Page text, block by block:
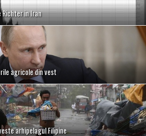
Richter in Iran
agricole din vest
arhipelagul Filipine